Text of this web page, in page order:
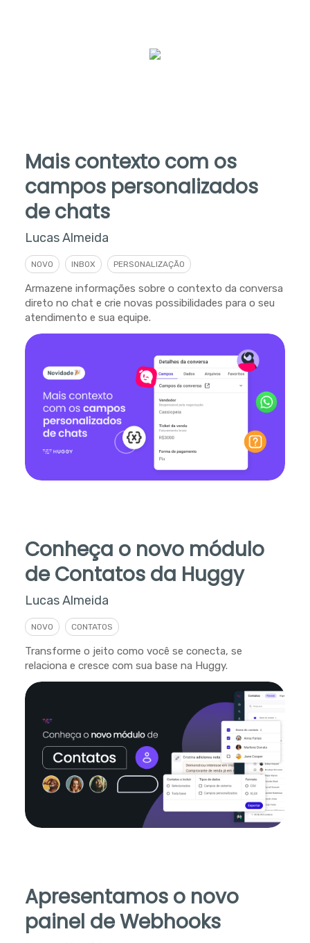
Mais contexto com os
campos personalizados
de chats
Lucas Almeida
NOVO INBOX PERSONALIZAÇÃO
Armazene informações sobre o contexto da conversa
direto no chat e crie novas possibilidades para o seu
atendimento e sua equipe.
Conheça o novo módulo
de Contatos da Huggy
Lucas Almeida
NOVO CONTATOS
Transforme o jeito como você se conecta, se
relaciona e cresce com sua base na Huggy.
Apresentamos o novo
painel de Webhooks